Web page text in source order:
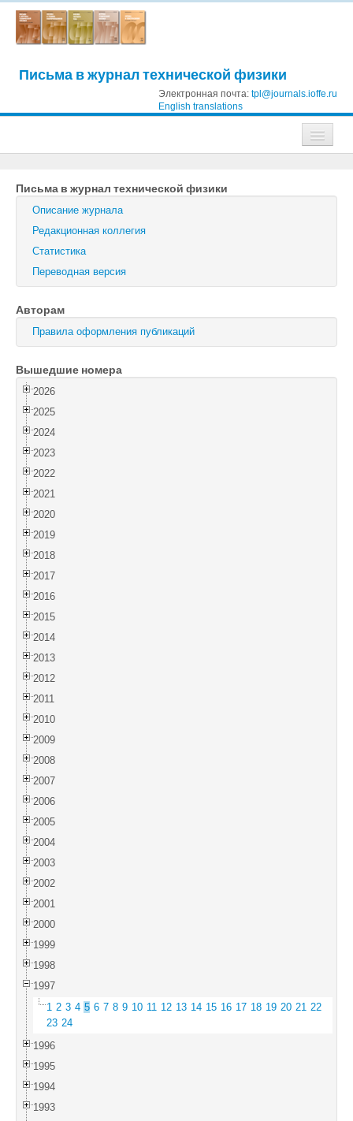
Письма в журнал технической физики
Электронная почта: tpl@journals.ioffe.ru
English translations
Журнал технической физики
Письма в Журнал технической физики
Физика твердого тела
Физика и техника полупроводников
Оптика и спектроскопия
Поиск
Войти
Письма в журнал технической физики
Описание журнала
Редакционная коллегия
Статистика
Переводная версия
Авторам
Правила оформления публикаций
Вышедшие номера
2026
2025
2024
2023
2022
2021
2020
2019
2018
2017
2016
2015
2014
2013
2012
2011
2010
2009
2008
2007
2006
2005
2004
2003
2002
2001
2000
1999
1998
1997
1 2 3 4 5 6 7 8 9 10 11 12 13 14 15 16 17 18 19 20 21 22
23 24
1996
1995
1994
1993